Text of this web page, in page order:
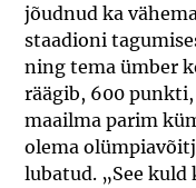
jõudnud ka
staadioni
ning tema ümber
räägib, 600
maailma parim
olema
lubatud. „See